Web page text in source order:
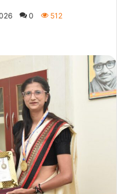
0 512